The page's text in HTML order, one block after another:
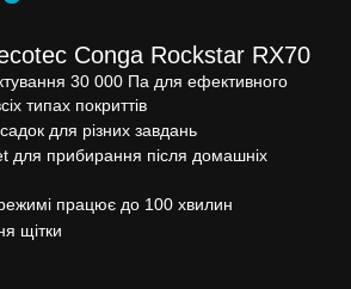
Conga Rockstar RX70
30 000 Па для ефективного
типах покриттів
для різних завдань
для прибирання після домашніх
працює до 100 хвилин
щітки